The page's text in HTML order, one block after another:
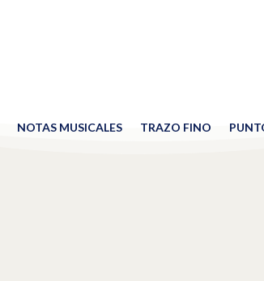
NOTAS MUSICALES TRAZO FINO